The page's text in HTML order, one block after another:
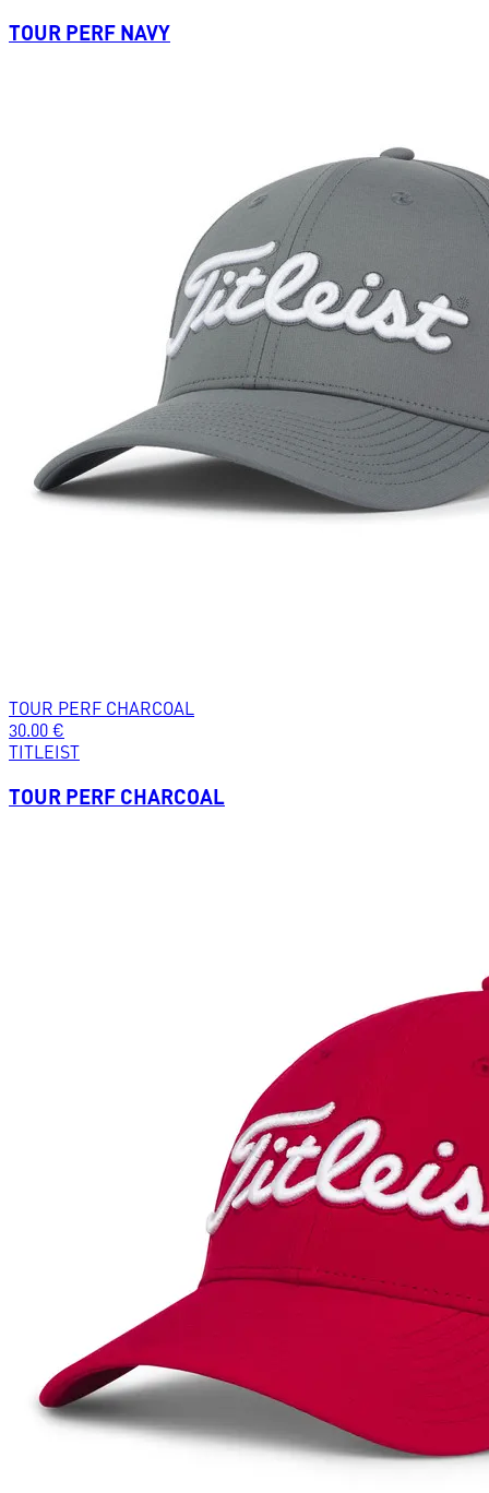
TOUR PERF NAVY
TOUR PERF CHARCOAL
30.00 €
TITLEIST
TOUR PERF CHARCOAL